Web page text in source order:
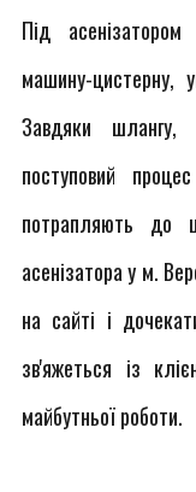
Під
машину-цистерну,
Завдяки шлангу,
поступовий
потрапляють до
асенізатора у м.
на сайті і
зв'яжеться із
майбутньої роботи.